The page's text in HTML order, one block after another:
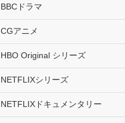
BBCドラマ
CGアニメ
HBO Original シリーズ
NETFLIXシリーズ
NETFLIXドキュメンタリー